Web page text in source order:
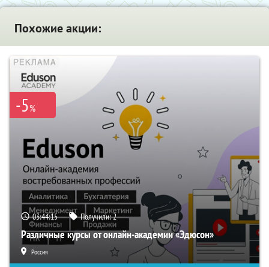
Похожие акции:
-5%
03:44:15 Получили:2
Различные курсы от онлайн-академии «Эдюсон»
Россия